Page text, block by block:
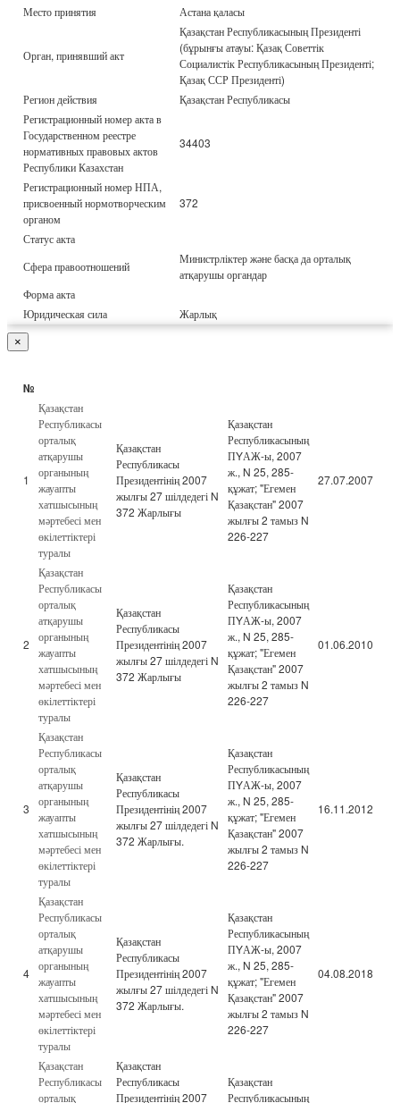
Место принятия
Астана қаласы
Орган, принявший акт
Қазақстан Республикасының Президенті
(бұрынғы атауы: Қазақ Советтік
Социалистік Республикасының Президенті;
Қазақ ССР Президенті)
Регион действия
Қазақстан Республикасы
Регистрационный номер акта в
Государственном реестре
нормативных правовых актов
Республики Казахстан
34403
Регистрационный номер НПА,
присвоенный нормотворческим
органом
372
Статус акта
Сфера правоотношений
Министрліктер және басқа да орталық
атқарушы органдар
Форма акта
Юридическая сила
Жарлық
×
№
1
Қазақстан
Республикасы
орталық
атқарушы
органының
жауапты
хатшысының
мәртебесі мен
өкілеттіктері
туралы
Қазақстан
Республикасы
Президентінің 2007
жылғы 27 шілдедегі N
372 Жарлығы
Қазақстан
Республикасының
ПYАЖ-ы, 2007
ж., N 25, 285-
құжат; "Егемен
Қазақстан" 2007
жылғы 2 тамыз N
226-227
27.07.2007
2
Қазақстан
Республикасы
орталық
атқарушы
органының
жауапты
хатшысының
мәртебесі мен
өкілеттіктері
туралы
Қазақстан
Республикасы
Президентінің 2007
жылғы 27 шілдедегі N
372 Жарлығы
Қазақстан
Республикасының
ПYАЖ-ы, 2007
ж., N 25, 285-
құжат; "Егемен
Қазақстан" 2007
жылғы 2 тамыз N
226-227
01.06.2010
3
Қазақстан
Республикасы
орталық
атқарушы
органының
жауапты
хатшысының
мәртебесі мен
өкілеттіктері
туралы
Қазақстан
Республикасы
Президентінің 2007
жылғы 27 шілдедегі N
372 Жарлығы.
Қазақстан
Республикасының
ПYАЖ-ы, 2007
ж., N 25, 285-
құжат; "Егемен
Қазақстан" 2007
жылғы 2 тамыз N
226-227
16.11.2012
4
Қазақстан
Республикасы
орталық
атқарушы
органының
жауапты
хатшысының
мәртебесі мен
өкілеттіктері
туралы
Қазақстан
Республикасы
Президентінің 2007
жылғы 27 шілдедегі N
372 Жарлығы.
Қазақстан
Республикасының
ПYАЖ-ы, 2007
ж., N 25, 285-
құжат; "Егемен
Қазақстан" 2007
жылғы 2 тамыз N
226-227
04.08.2018
Қазақстан
Республикасы
орталық
Қазақстан
Республикасы
Президентінің 2007
Қазақстан
Республикасының